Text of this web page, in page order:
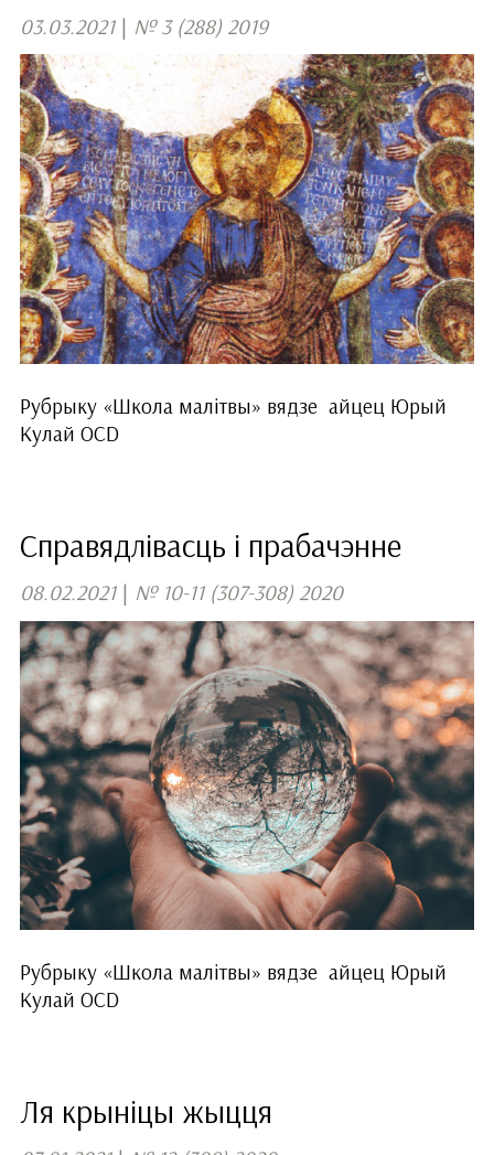
03.03.2021 | № 3 (288) 2019
Рубрыку «Школа малітвы» вядзе айцец Юрый
Кулай OCD
Справядлівасць і прабачэнне
08.02.2021 | № 10-11 (307-308) 2020
Рубрыку «Школа малітвы» вядзе айцец Юрый
Кулай OCD
Ля крыніцы жыцця